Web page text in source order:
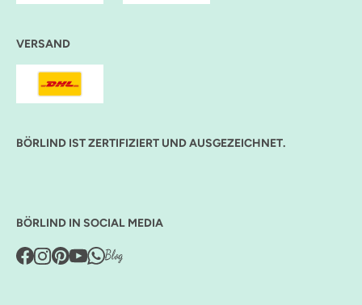
VERSAND
BÖRLIND IST ZERTIFIZIERT UND AUSGEZEICHNET.
BÖRLIND IN SOCIAL MEDIA